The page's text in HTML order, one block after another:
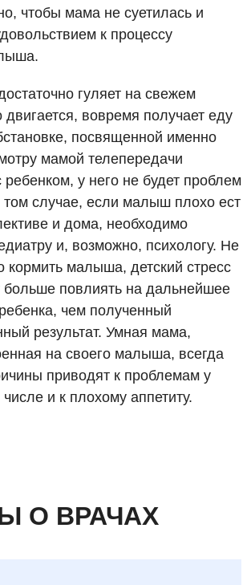
состояний
отделение
отделение
отделение
отделение
чтобы мама не суетилась и
к процессу
гуляет на свежем
двигается, вовремя получает еду
посвященной именно
мамой телепередачи
у него не будет проблем
том случае, если малыш плохо ест
и дома, необходимо
и, возможно, психологу. Не
кормить малыша, детский стресс
больше повлиять на дальнейшее
чем полученный
результат. Умная мама,
на своего малыша, всегда
приводят к проблемам у
и к плохому аппетиту.
О ВРАЧАХ